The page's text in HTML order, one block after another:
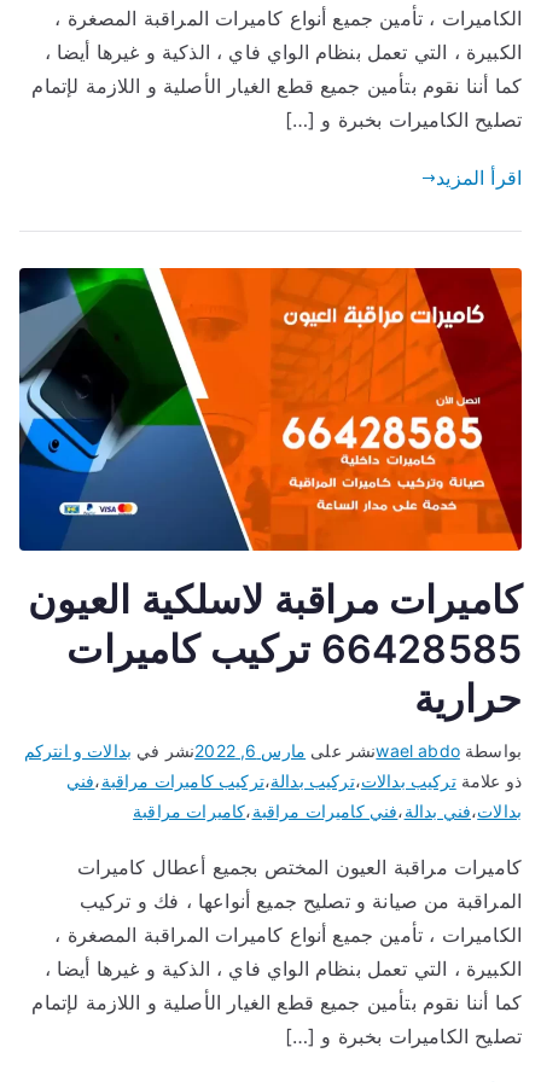
الكاميرات ، تأمين جميع أنواع كاميرات المراقبة المصغرة ،
الكبيرة ، التي تعمل بنظام الواي فاي ، الذكية و غيرها أيضا ،
كما أننا نقوم بتأمين جميع قطع الغيار الأصلية و اللازمة لإتمام
تصليح الكاميرات بخبرة و […]
اقرأ المزيد
كاميرات مراقبة لاسلكية العيون
66428585 تركيب كاميرات
حرارية
بواسطةwael abdoنشر على مارس 6, 2022 نشر في بدالات و انتركم
ذو علامةتركيب بدالات،تركيب بدالة،تركيب كاميرات مراقبة،فني
بدالات،فني بدالة،فني كاميرات مراقبة،كاميرات مراقبة
كاميرات مراقبة العيون المختص بجميع أعطال كاميرات
المراقبة من صيانة و تصليح جميع أنواعها ، فك و تركيب
الكاميرات ، تأمين جميع أنواع كاميرات المراقبة المصغرة ،
الكبيرة ، التي تعمل بنظام الواي فاي ، الذكية و غيرها أيضا ،
كما أننا نقوم بتأمين جميع قطع الغيار الأصلية و اللازمة لإتمام
تصليح الكاميرات بخبرة و […]